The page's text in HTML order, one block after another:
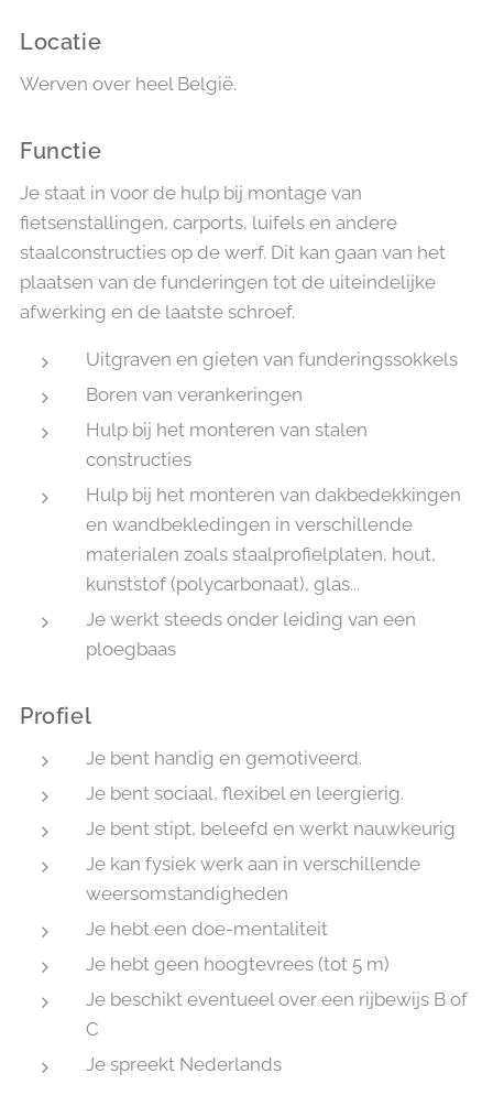
Locatie
Werven over heel België.
Functie
Je staat in voor de hulp bij montage van
fietsenstallingen, carports, luifels en andere
staalconstructies op de werf. Dit kan gaan van het
plaatsen van de funderingen tot de uiteindelijke
afwerking en de laatste schroef.
Uitgraven en gieten van funderingssokkels
Boren van verankeringen
Hulp bij het monteren van stalen
constructies
Hulp bij het monteren van dakbedekkingen
en wandbekledingen in verschillende
materialen zoals staalprofielplaten, hout,
kunststof (polycarbonaat), glas...
Je werkt steeds onder leiding van een
ploegbaas
Profiel
Je bent handig en gemotiveerd.
Je bent sociaal, flexibel en leergierig.
Je bent stipt, beleefd en werkt nauwkeurig
Je kan fysiek werk aan in verschillende
weersomstandigheden
Je hebt een doe-mentaliteit
Je hebt geen hoogtevrees (tot 5 m)
Je beschikt eventueel over een rijbewijs B of
C
Je spreekt Nederlands